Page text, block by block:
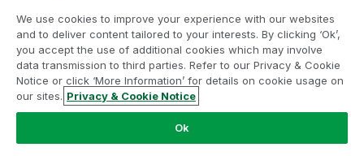
Contrats juridiques
Conditions d'utilisation des produits
Legal Policies
Conditions légales
Conditions d'utilisation
Marques
Do Not Share My Info
Copyright © 1993-2026 QlikTech International AB. Tous
We use cookies to improve your experience with our websites
and to deliver content tailored to your interests. By clicking ‘Ok’,
you accept the use of additional cookies which may involve
data transmission to third parties. Refer to our Privacy & Cookie
Notice or click ‘More Information’ for details on cookie usage on
our sites. Privacy & Cookie Notice
Ok